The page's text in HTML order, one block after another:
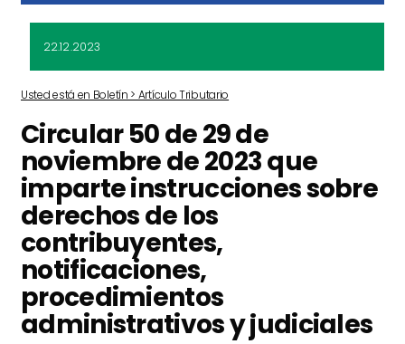
22.12.2023
Usted está en Boletín > Artículo Tributario
Circular 50 de 29 de
noviembre de 2023 que
imparte instrucciones sobre
derechos de los
contribuyentes,
notificaciones,
procedimientos
administrativos y judiciales